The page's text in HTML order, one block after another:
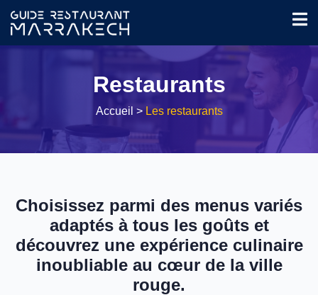
Restaurants
Accueil > Les restaurants
Choisissez parmi des menus variés
adaptés à tous les goûts et
découvrez une expérience culinaire
inoubliable au cœur de la ville
rouge.